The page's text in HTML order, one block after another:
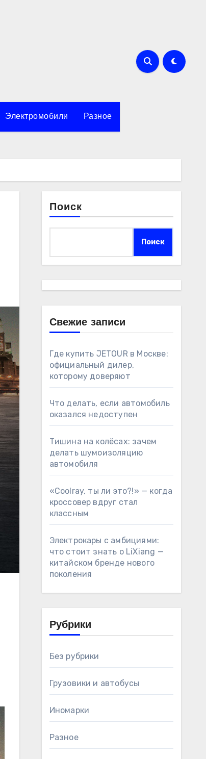
Электромобили Разное
Поиск
Поиск
Свежие записи
Где купить JETOUR в Москве:
официальный дилер,
которому доверяют
Что делать, если автомобиль
оказался недоступен
Тишина на колёсах: зачем
делать шумоизоляцию
автомобиля
«Coolray, ты ли это?!» — когда
кроссовер вдруг стал
классным
Электрокары с амбициями:
что стоит знать о LiXiang —
китайском бренде нового
поколения
Рубрики
Без рубрики
Грузовики и автобусы
Иномарки
Разное